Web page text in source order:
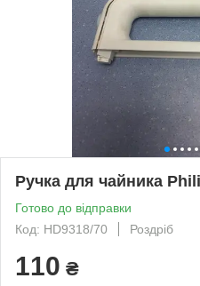
Ручка для чайника
Готово до відправки
Код: HD9318/70
Роздріб
110 ₴